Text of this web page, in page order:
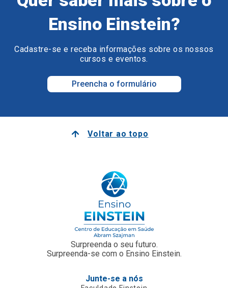
Ensino Einstein?
Cadastre-se e receba informações sobre os nossos
cursos e eventos.
Preencha o formulário
Voltar ao topo
Surpreenda o seu futuro.
Surpreenda-se com o Ensino Einstein.
Junte-se a nós